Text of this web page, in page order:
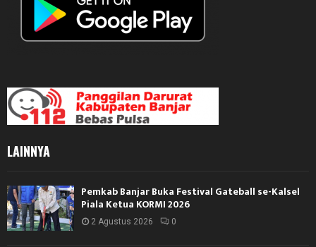
LAINNYA
Pemkab Banjar Buka Festival Gateball se-Kalsel
Piala Ketua KORMI 2026
2 Agustus 2026 0